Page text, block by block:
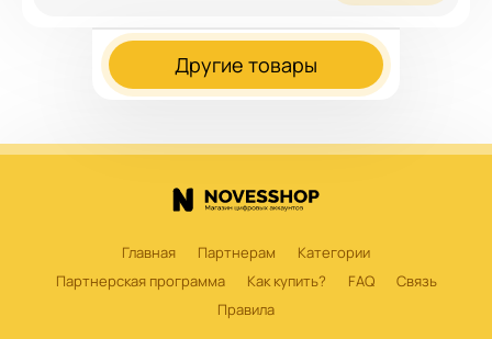
Другие товары
Главная Партнерам
Категории
Партнерская программа
Как купить? FAQ
Связь
Правила